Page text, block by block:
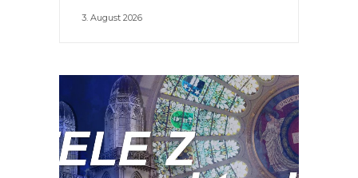
3. August 2026